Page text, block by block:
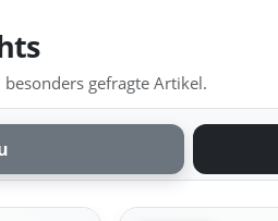
gefragte Artikel.